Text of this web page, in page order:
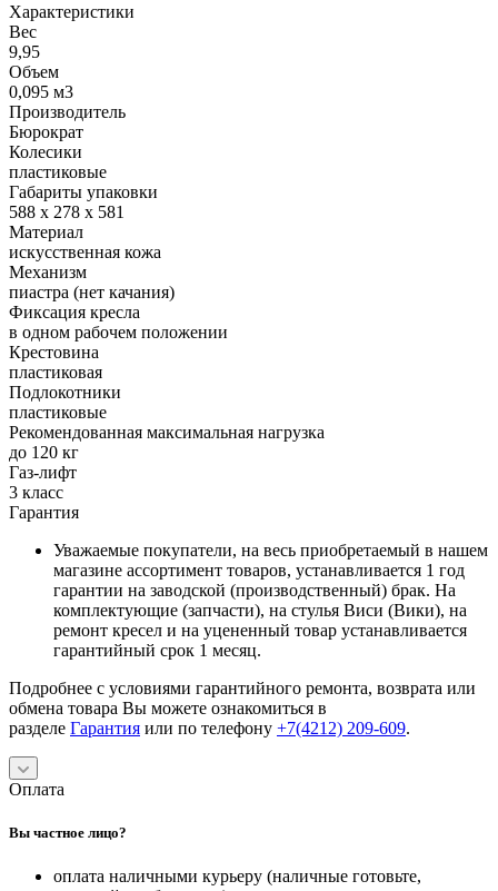
Характеристики
Вес
9,95
Объем
0,095 м3
Производитель
Бюрократ
Колесики
пластиковые
Габариты упаковки
588 х 278 х 581
Материал
искусственная кожа
Механизм
пиастра (нет качания)
Фиксация кресла
в одном рабочем положении
Крестовина
пластиковая
Подлокотники
пластиковые
Рекомендованная максимальная нагрузка
до 120 кг
Газ-лифт
3 класс
Гарантия
Уважаемые покупатели, на весь приобретаемый в нашем
магазине ассортимент товаров, устанавливается 1 год
гарантии на заводской (производственный) брак. На
комплектующие (запчасти), на стулья Виси (Вики), на
ремонт кресел и на уцененный товар устанавливается
гарантийный срок 1 месяц.
Подробнее с условиями гарантийного ремонта, возврата или
обмена товара Вы можете ознакомиться в
разделе Гарантия или по телефону +7(4212) 209-609.
Оплата
Вы частное лицо?
оплата наличными курьеру (наличные готовьте,